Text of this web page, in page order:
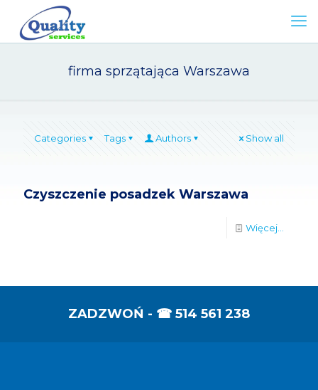
firma sprzątająca Warszawa
Categories Tags Authors Show all
Czyszczenie posadzek Warszawa
Więcej...
ZADZWOŃ - ☎ 514 561 238